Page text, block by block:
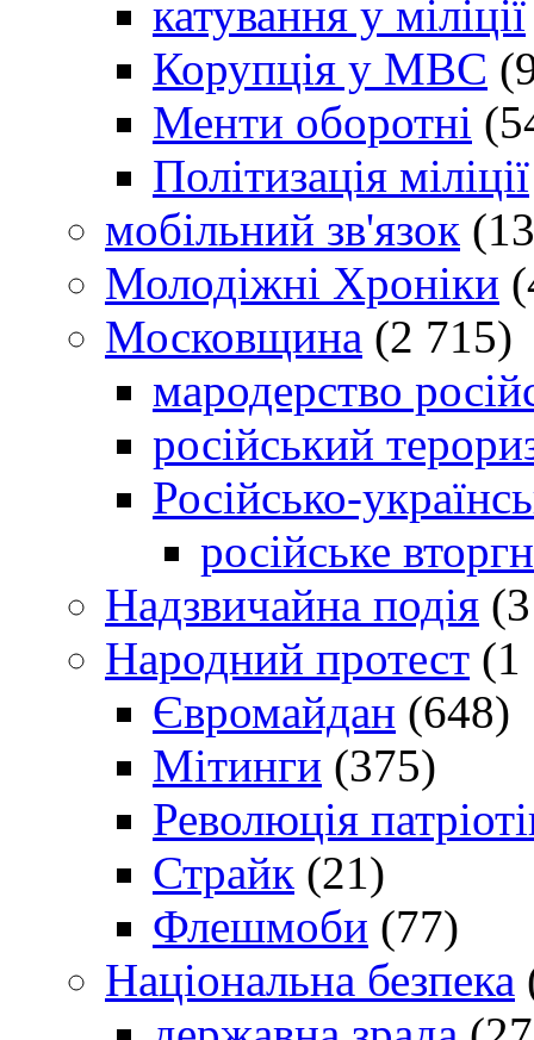
катування у міліції
Корупція у МВС
Менти оборотні
Політизація міліції
мобільний зв'язок
Молодіжні Хроніки
Московщина (2 715)
мародерство
російський
Російсько-
російське
Надзвичайна подія
Народний протест (1
Євромайдан (648)
Мітинги (375)
Революція
Страйк (21)
Флешмоби (77)
Національна безпека